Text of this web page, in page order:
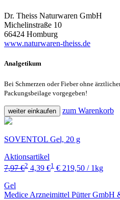
Dr. Theiss Naturwaren GmbH
Michelinstraße 10
66424 Homburg
www.naturwaren-theiss.de
Analgetikum
Bei Schmerzen oder Fieber ohne
Packungsbeilage vorgegeben!
weiter einkaufen zum Warenkorb
SOVENTOL Gel, 20 g
Aktionsartikel
7,97 €2 4,39 €1 € 219,50 / 1kg
Gel
Medice Arzneimittel Pütter GmbH